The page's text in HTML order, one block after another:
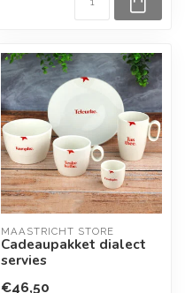
MAASTRICHT STORE
Cadeaupakket dialect
servies
€46,50